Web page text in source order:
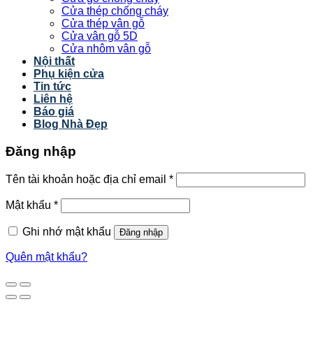
Cửa thép chống cháy
Cửa thép vân gỗ
Cửa vân gỗ 5D
Cửa nhôm vân gỗ
Nội thất
Phụ kiện cửa
Tin tức
Liên hệ
Báo giá
Blog Nhà Đẹp
Đăng nhập
Tên tài khoản hoặc địa chỉ email *
Mật khẩu *
Ghi nhớ mật khẩu Đăng nhập
Quên mật khẩu?